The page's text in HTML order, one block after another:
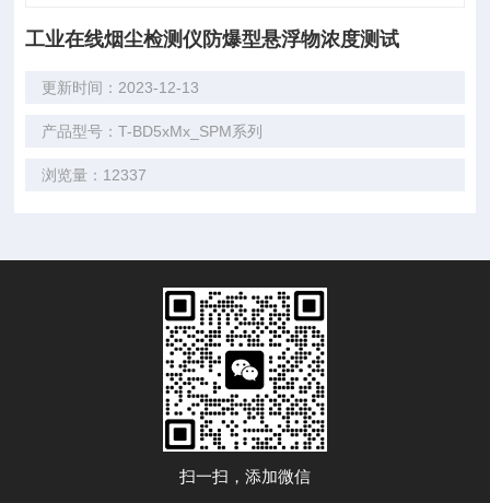
工业在线烟尘检测仪防爆型悬浮物浓度测试
更新时间：2023-12-13
产品型号：T-BD5xMx_SPM系列
浏览量：12337
扫一扫，添加微信